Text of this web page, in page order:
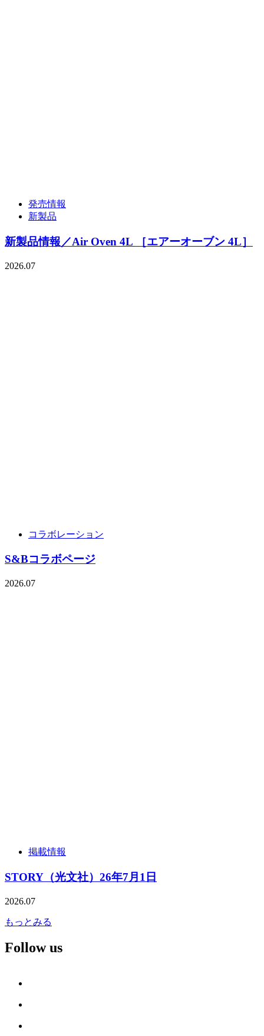
発売情報
新製品
新製品情報／Air Oven 4L ［エアーオーブン 4L］
2026.07
コラボレーション
S&Bコラボページ
2026.07
掲載情報
STORY（光文社）26年7月1日
2026.07
もっとみる
Follow us